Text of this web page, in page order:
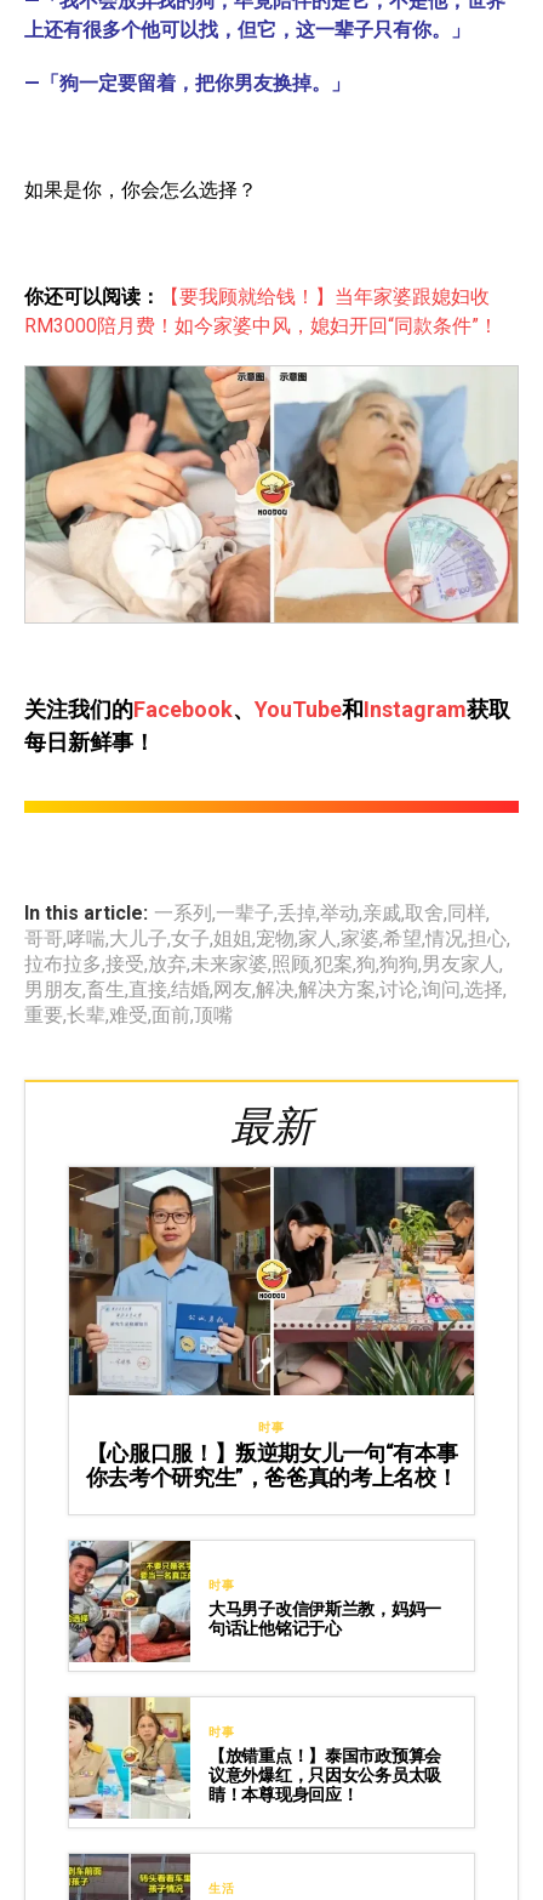
上还有很多个他可以找，但它，这一辈子只有你。」
—「狗一定要留着，把你男友换掉。」
如果是你，你会怎么选择？
你还可以阅读：
【要我顾就给钱！】当年家婆跟媳妇收
RM3000陪月费！如今家婆中风，媳妇开回“同款条件”！
关注我们的Facebook、 YouTube和Instagram获取
每日新鲜事！
In this article: 一系列 ,一辈子,丢掉,举动,亲戚,取舍, 同样,
哥哥,哮喘,大儿子,女子,姐姐,宠物,家人,家婆,希望,情况,担心,
拉布拉多,接受,放弃,未来家婆,照顾,犯案,狗,狗狗,男友家人,
男朋友,畜生,直接,结婚,网友,解决,解决方案,讨论,询问,选择,
重要,长辈,难受,面前,顶嘴
最新
时事
【心服口服！】叛逆期女儿一句“有本事
你去考个研究生”，爸爸真的考上名校！
时事
大马男子改信伊斯兰教，妈妈一
句话让他铭记于心
时事
【放错重点！】泰国市政预算会
议意外爆红，只因女公务员太吸
睛！本尊现身回应！
生活